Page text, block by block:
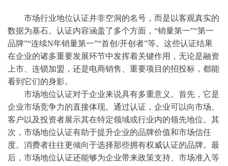
市场行业地位认证并非空洞的名号，而是以客观真实的
数据为基石。认证内容涵盖了多个方面， “销量第一”“第一
品牌”“连续N年销量第一”“首创/开创者”等。这些认证结果
在企业的诸多重要发展环节中发挥着关键作用，无论是融资
上市、连锁加盟，还是电商销售、重要项目的招投标，都能
看到它们的身影。
市场地位认证对于企业来说具有多重意义。首先，它是
企业市场竞争力的直接体现。通过认证，企业可以向市场、
客户以及投资者展示其在特定领域或行业内的领先地位。其
次，市场地位认证有助于提升企业的品牌价值和市场信任
度。消费者往往更倾向于选择那些拥有权威认证的品牌。最
后，市场地位认证还能够为企业带来政策支持、市场准入等